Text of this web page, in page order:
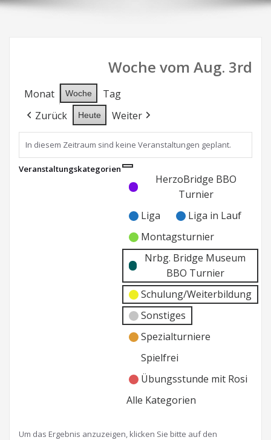
Woche vom Aug. 3rd
Monat Woche
Tag
Zurück
Heute Weiter
In diesem Zeitraum sind keine Veranstaltungen geplant.
Veranstaltungskategorien
Kategorie
ohne
Kategorie
HerzoBridge BBO
Turnier
Liga
Liga in Lauf
Montagsturnier
Nrbg. Bridge Museum
BBO Turnier
Schulung/Weiterbildung
Sonstiges
Spezialturniere
Spielfrei
Übungsstunde mit Rosi
Alle Kategorien
Um das Ergebnis anzuzeigen, klicken Sie bitte auf den